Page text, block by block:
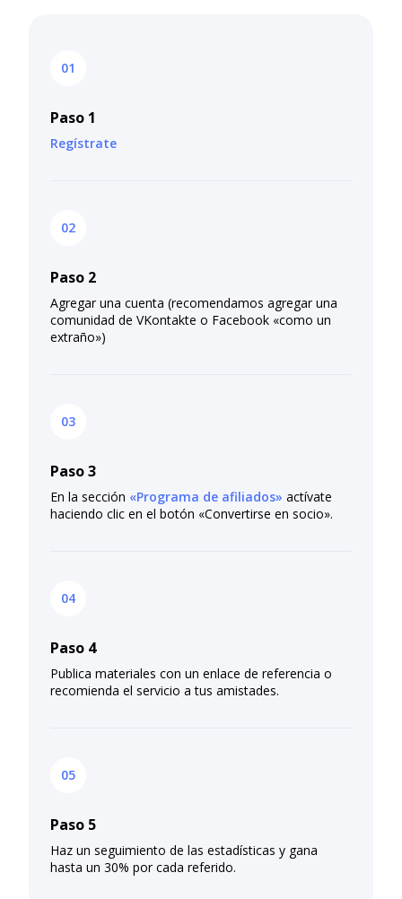
Paso 1
Regístrate
Paso 2
Agregar una cuenta (recomendamos agregar una
comunidad de VKontakte o Facebook «como un
extraño»)
Paso 3
En la sección «Programa de afiliados» actívate
haciendo clic en el botón «Convertirse en socio».
Paso 4
Publica materiales con un enlace de referencia o
recomienda el servicio a tus amistades.
Paso 5
Haz un seguimiento de las estadísticas y gana
hasta un 30% por cada referido.